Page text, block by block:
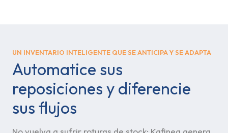
UN INVENTARIO INTELIGENTE QUE SE ANTICIPA Y SE ADAPTA
Automatice sus
reposiciones y diferencie
sus flujos